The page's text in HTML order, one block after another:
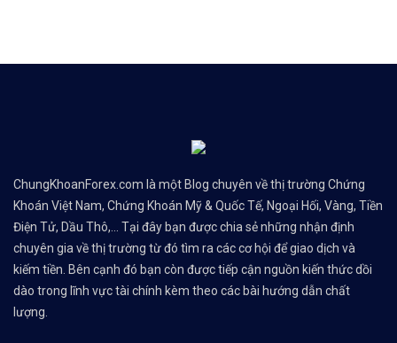
ChungKhoanForex.com là một Blog chuyên về thị trường Chứng
Khoán Việt Nam, Chứng Khoán Mỹ & Quốc Tế, Ngoại Hối, Vàng, Tiền
Điện Tử, Dầu Thô,... Tại đây bạn được chia sẻ những nhận định
chuyên gia về thị trường từ đó tìm ra các cơ hội để giao dịch và
kiếm tiền. Bên cạnh đó bạn còn được tiếp cận nguồn kiến thức dồi
dào trong lĩnh vực tài chính kèm theo các bài hướng dẫn chất
lượng.